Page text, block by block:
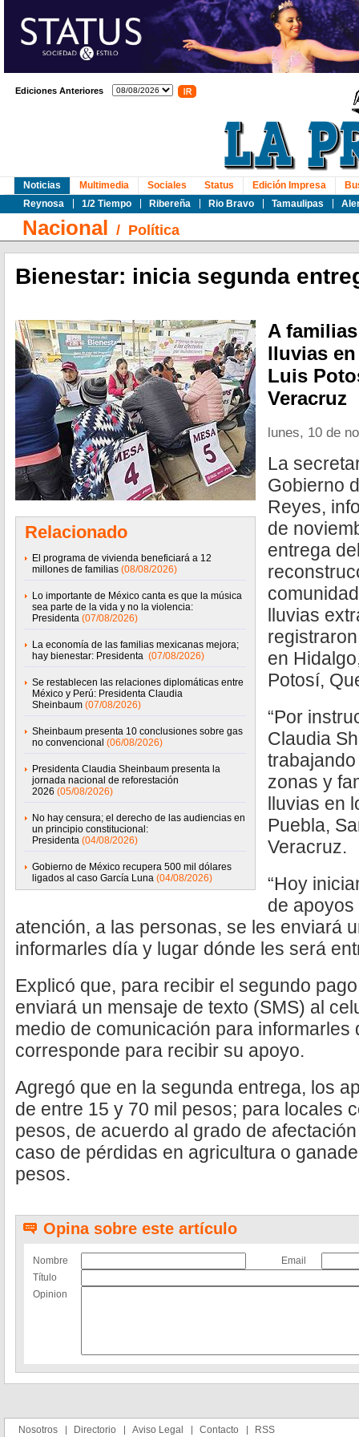
Ediciones Anteriores
Noticias
Reynosa
1/2 Tiempo Ribereña Rio Bravo Tamaulipas
Multimedia Sociales Status Edición Impresa
Nacional / Política
Bienestar: inicia segunda
Relacionado
El programa de vivienda beneficiará a 12
millones de familias (08/08/2026)
Lo importante de México canta es que la música
sea parte de la vida y no la violencia:
Presidenta (07/08/2026)
La economía de las familias mexicanas mejora;
hay bienestar: Presidenta (07/08/2026)
Se restablecen las relaciones diplomáticas entre
México y Perú: Presidenta Claudia
Sheinbaum (07/08/2026)
Sheinbaum presenta 10 conclusiones sobre gas
no convencional (06/08/2026)
Presidenta Claudia Sheinbaum presenta la
jornada nacional de reforestación
2026 (05/08/2026)
No hay censura; el derecho de las audiencias en
un principio constitucional:
Presidenta (04/08/2026)
Gobierno de México recupera 500 mil dólares
ligados al caso García Luna (04/08/2026)
A
lluvias
Luis
Veracruz
lunes, 10 de
La
Gobierno
Reyes,
de
entrega
lluvias
en
Potosí,
“Por
Claudia
zonas y
lluvias en
Puebla,
Veracruz.
“Hoy
de
atención, a las personas, se les enviará
informarles día y lugar dónde les será
Explicó que, para recibir el segundo
enviará un mensaje de texto (SMS) al
medio de comunicación para
corresponde para recibir su apoyo.
Agregó que en la segunda entrega, los
de entre 15 y 70 mil pesos; para locales
pesos, de acuerdo al grado de
caso de pérdidas en agricultura o
pesos.
Opina sobre este artículo
Nombre
Email
Título
Opinion
Nosotros Directorio Aviso Legal Contacto RSS